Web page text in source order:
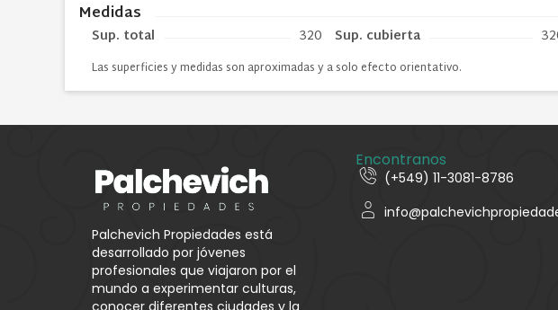
Medidas
Sup. total 320 Sup. cubierta
Las superficies y medidas son aproximadas y a solo efecto orientativo.
Palchevich Propiedades está
desarrollado por jóvenes
profesionales que viajaron por el
mundo a experimentar culturas,
conocer diferentes ciudades y la
Encontranos
(+549) 11-3081-8786